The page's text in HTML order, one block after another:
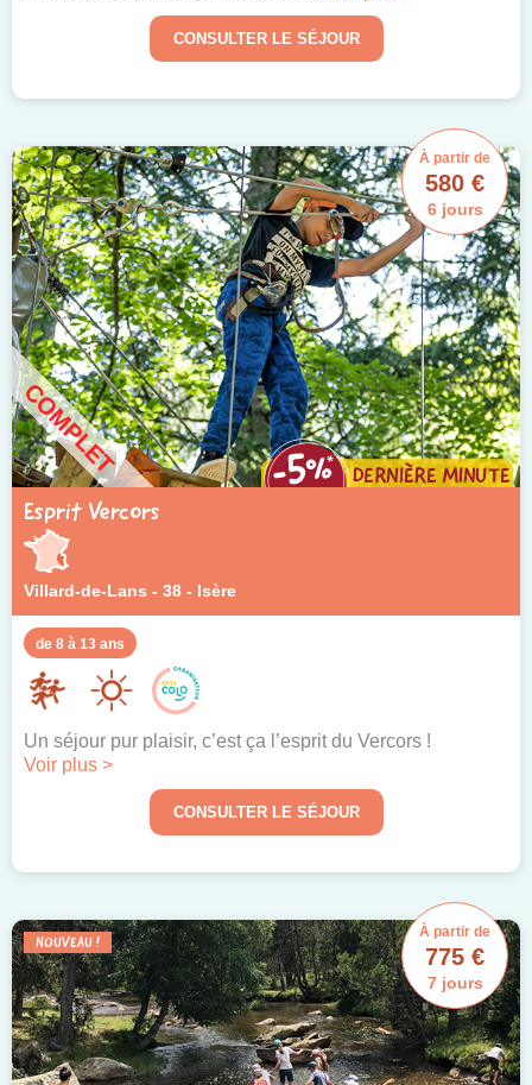
CONSULTER LE SÉJOUR
COMPLET
Esprit Vercors
Villard-de-Lans - 38 - Isère
de 8 à 13 ans
À partir de
580 €
6 jours
Un séjour pur plaisir, c’est ça l’esprit du Vercors !
Voir plus >
CONSULTER LE SÉJOUR
NOUVEAU !
À partir de
775 €
7 jours